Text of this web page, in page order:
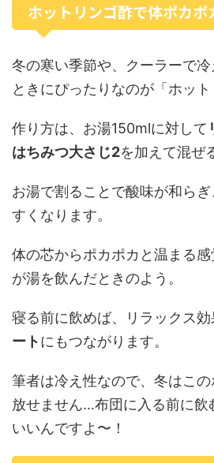
ホットリンゴ酢で体ポカポ
冬の寒い季節や、クーラーで
ときにぴったりなのが「ホット
作り方は、お湯150mlに対して
はちみつ大さじ2を加えて混ぜ
お湯で割ることで酸味が和ら
すくなります。
体の芯からポカポカと温まる
が湯を飲んだときのよう。
寝る前に飲めば、リラックス
ートにもつながります。
筆者は冷え性なので、冬はこ
放せません…布団に入る前に飲
いいんですよ〜！